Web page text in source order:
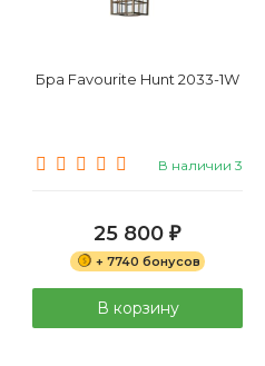
Бра Favourite Hunt 2033-1W
В наличии 3
25 800 ₽
+ 7740 бонусов
В корзину